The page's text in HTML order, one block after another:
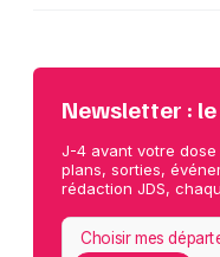
Newsletter :
J-4 avant votre dose
plans, sorties,
rédaction JDS,
Choisir mes